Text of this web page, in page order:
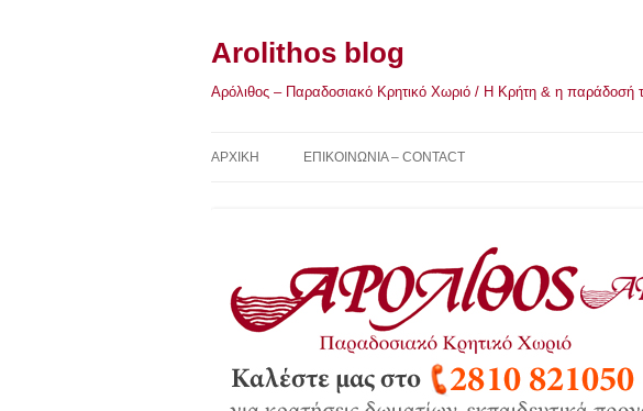
Arolithos blog
Αρόλιθος – Παραδοσιακό Κρητικό Χωριό / Η Κρήτη & η παράδοσή
ΑΡΧΙΚΉ ΕΠΙΚΟΙΝΩΝΙΑ – CONTACT